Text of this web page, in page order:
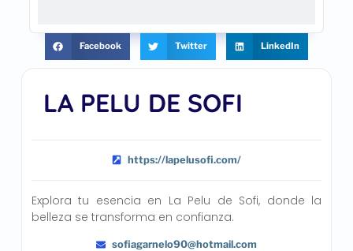
LA PELU DE SOFI
https://lapelusofi.com/
Explora tu esencia en La Pelu de Sofi, donde la
belleza se transforma en confianza.
sofiagarnelo90@hotmail.com
Facebook Twitter LinkedIn